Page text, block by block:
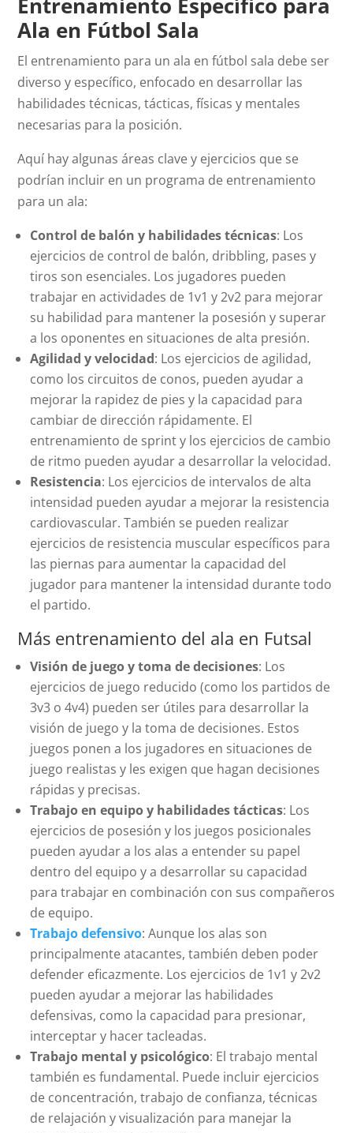
Ala en Fútbol Sala
El entrenamiento para un ala en fútbol sala debe ser
diverso y específico, enfocado en desarrollar las
habilidades técnicas, tácticas, físicas y mentales
necesarias para la posición.
Aquí hay algunas áreas clave y ejercicios que se
podrían incluir en un programa de entrenamiento
para un ala:
Control de balón y habilidades técnicas: Los
ejercicios de control de balón, dribbling, pases y
tiros son esenciales. Los jugadores pueden
trabajar en actividades de 1v1 y 2v2 para mejorar
su habilidad para mantener la posesión y superar
a los oponentes en situaciones de alta presión.
Agilidad y velocidad: Los ejercicios de agilidad,
como los circuitos de conos, pueden ayudar a
mejorar la rapidez de pies y la capacidad para
cambiar de dirección rápidamente. El
entrenamiento de sprint y los ejercicios de cambio
de ritmo pueden ayudar a desarrollar la velocidad.
Resistencia: Los ejercicios de intervalos de alta
intensidad pueden ayudar a mejorar la resistencia
cardiovascular. También se pueden realizar
ejercicios de resistencia muscular específicos para
las piernas para aumentar la capacidad del
jugador para mantener la intensidad durante todo
el partido.
Más entrenamiento del ala en Futsal
Visión de juego y toma de decisiones: Los
ejercicios de juego reducido (como los partidos de
3v3 o 4v4) pueden ser útiles para desarrollar la
visión de juego y la toma de decisiones. Estos
juegos ponen a los jugadores en situaciones de
juego realistas y les exigen que hagan decisiones
rápidas y precisas.
Trabajo en equipo y habilidades tácticas: Los
ejercicios de posesión y los juegos posicionales
pueden ayudar a los alas a entender su papel
dentro del equipo y a desarrollar su capacidad
para trabajar en combinación con sus compañeros
de equipo.
Trabajo defensivo: Aunque los alas son
principalmente atacantes, también deben poder
defender eficazmente. Los ejercicios de 1v1 y 2v2
pueden ayudar a mejorar las habilidades
defensivas, como la capacidad para presionar,
interceptar y hacer tacleadas.
Trabajo mental y psicológico: El trabajo mental
también es fundamental. Puede incluir ejercicios
de concentración, trabajo de confianza, técnicas
de relajación y visualización para manejar la